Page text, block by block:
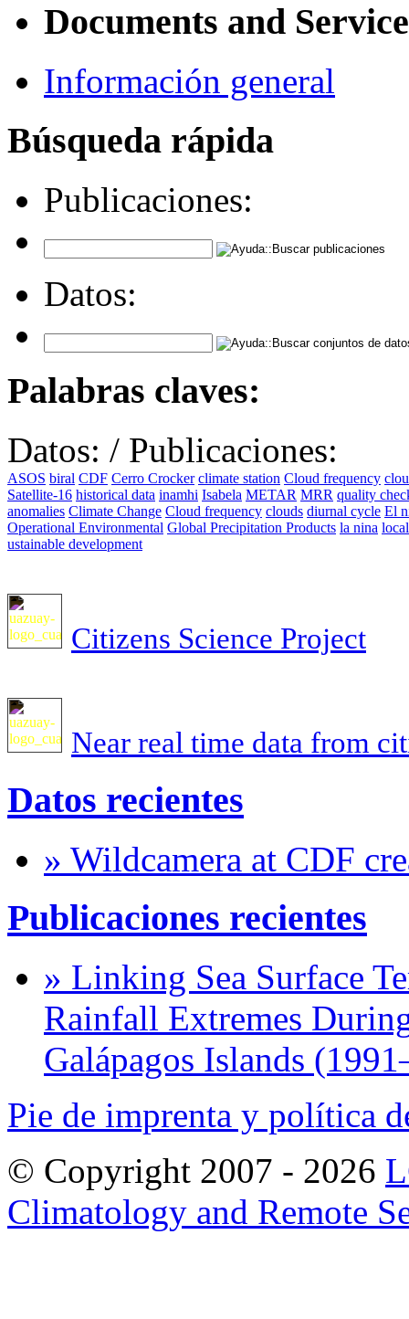
Documents and
Información general
Búsqueda rápida
Publicaciones:
Datos:
Palabras claves:
Datos: / Publicaciones:
ASOS biral CDF Cerro Crocker climate station Cloud frequency
Satellite-16 historical data inamhi Isabela METAR MRR quality
anomalies Climate Change Cloud frequency clouds diurnal cycle El
Operational Environmental Global Precipitation Products la nina
ustainable development
Citizens Science Project
Near real time data from
Datos recientes
» Wildcamera at CDF
Publicaciones recientes
» Linking Sea Surface
Rainfall Extremes
Galápagos Islands
Pie de imprenta y política
© Copyright 2007 - 2026
Climatology and Remote